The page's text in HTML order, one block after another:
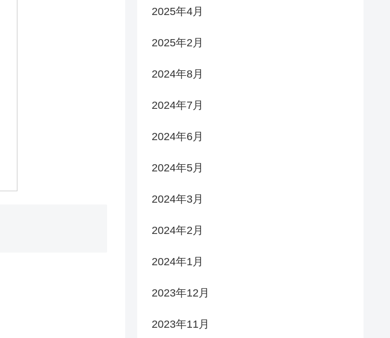
2025年4月
2025年2月
2024年8月
2024年7月
2024年6月
2024年5月
2024年3月
2024年2月
2024年1月
2023年12月
2023年11月